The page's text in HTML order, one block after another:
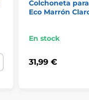
Colchoneta
Eco Marrón
En stock
31,99 €